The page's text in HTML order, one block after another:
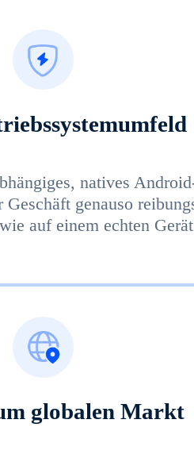
natives
genauso
auf einem echten
globalen Markt